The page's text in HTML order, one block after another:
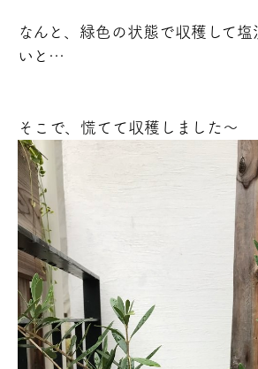
なんと、緑色の状態で収穫して塩
いと…
そこで、慌てて収穫しました～